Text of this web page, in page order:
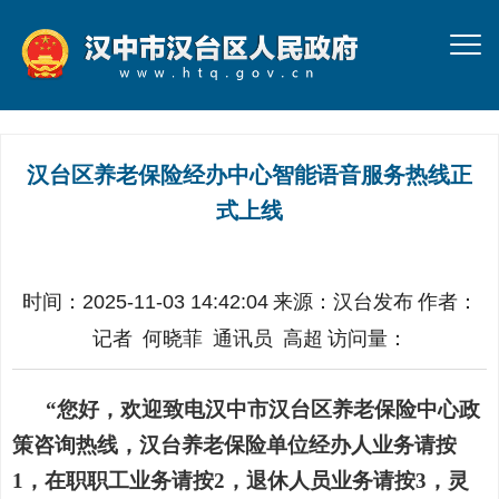
汉台区养老保险经办中心智能语音服务热线正
式上线
时间：2025-11-03 14:42:04 来源： 汉台发布 作者：
记者 何晓菲 通讯员 高超 访问量：
“您好，欢迎致电汉中市汉台区养老保险中心政
策咨询热线，汉台养老保险单位经办人业务请按
1，在职职工业务请按2，退休人员业务请按3，灵